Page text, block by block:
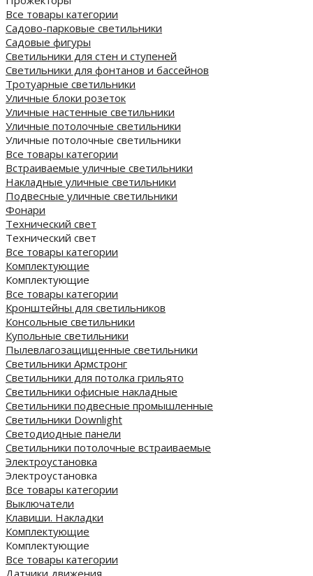
Все товары категории
Садово-парковые светильники
Садовые фигуры
Светильники для стен и ступеней
Светильники для фонтанов и бассейнов
Тротуарные светильники
Уличные блоки розеток
Уличные настенные светильники
Уличные потолочные светильники
Уличные потолочные светильники
Все товары категории
Встраиваемые уличные светильники
Накладные уличные светильники
Подвесные уличные светильники
Фонари
Технический свет
Технический свет
Все товары категории
Комплектующие
Комплектующие
Все товары категории
Кронштейны для светильников
Консольные светильники
Купольные светильники
Пылевлагозащищенные светильники
Светильники Армстронг
Светильники для потолка грильято
Светильники офисные накладные
Светильники подвесные промышленные
Светильники Downlight
Светодиодные панели
Cветильники потолочные встраиваемые
Электроустановка
Электроустановка
Все товары категории
Выключатели
Клавиши. Накладки
Комплектующие
Комплектующие
Все товары категории